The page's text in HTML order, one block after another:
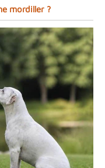
mordiller ?